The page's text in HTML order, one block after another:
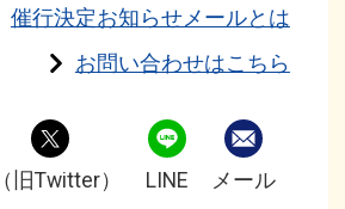
催行決定お知らせメールとは
お問い合わせはこちら
旧Twitter） LINE メール